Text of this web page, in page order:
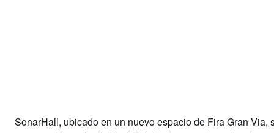
SonarHall, ubicado en un nuevo espacio de Fira Gran Via,